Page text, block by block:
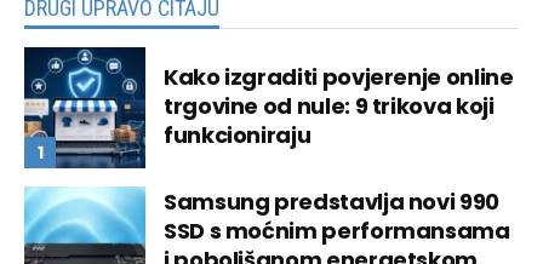
DRUGI UPRAVO ČITAJU
Kako izgraditi povjerenje online
trgovine od nule: 9 trikova koji
funkcioniraju
Samsung predstavlja novi 990
SSD s moćnim performansama